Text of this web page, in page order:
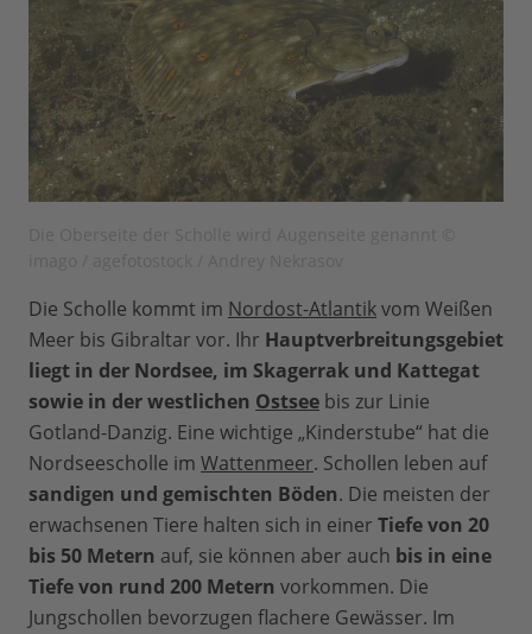
Die Scholle kommt im Nordost-Atlantikvom Weißen
Meer bis Gibraltar vor. Ihr Hauptverbreitungsgebiet
liegt in der Nordsee, im Skagerrak und Kattegat
sowie in der westlichen Ostsee bis zur Linie
Gotland-Danzig. Eine wichtige „Kinderstube“ hat die
Nordseescholle im Wattenmeer. Schollen leben auf
sandigen und gemischten Böden. Die meisten der
erwachsenen Tiere halten sich in einer Tiefe von 20
bis 50 Metern auf, sie können aber auch bis in eine
Tiefe von rund 200 Metern vorkommen. Die
Jungschollen bevorzugen flachere Gewässer. Im